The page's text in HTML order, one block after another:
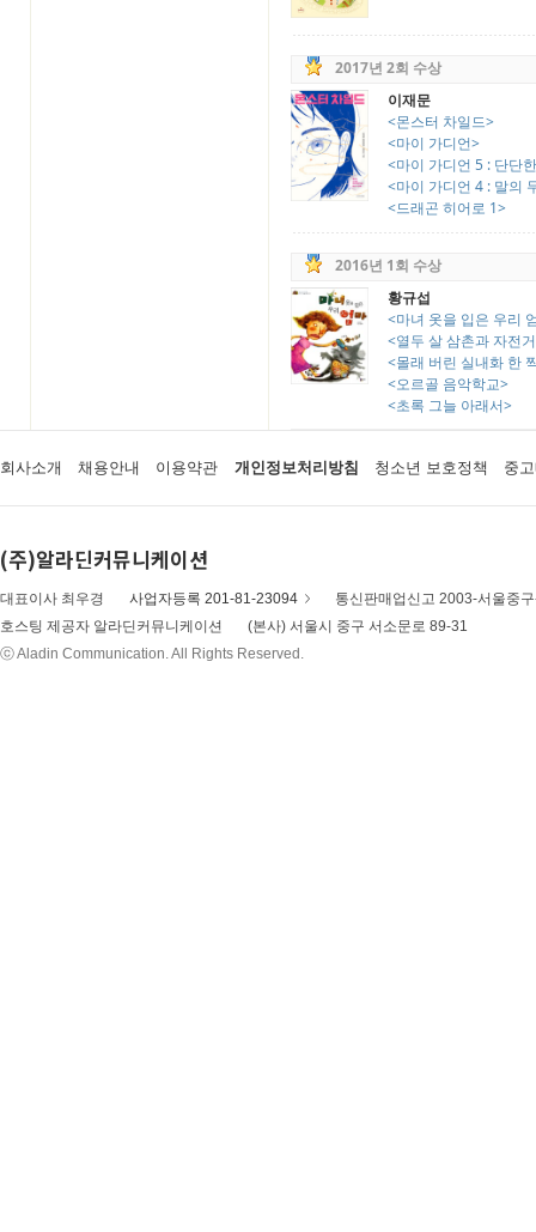
2017년 2회 수상
이재문
<몬스터 차일드>
<마이 가디언>
<마이 가디언 5 : 단단
<마이 가디언 4 : 말의
<드래곤 히어로 1>
2016년 1회 수상
황규섭
<마녀 옷을 입은 우리
<열두 살 삼촌과 자전
<몰래 버린 실내화 한
<오르골 음악학교>
<초록 그늘 아래서>
회사소개 채용안내 이용약관 개인정보처리방침 청소년 보호정책 중
(주)알라딘커뮤니케이션
대표이사 최우경 사업자등록 201-81-23094
통신판매업신고 2003-서울중
호스팅 제공자 알라딘커뮤니케이션
(본사) 서울시 중구 서소문로 89-31
ⓒ Aladin Communication. All Rights Reserved.